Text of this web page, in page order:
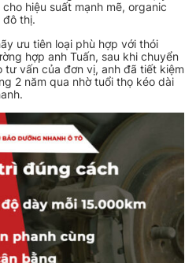
hiệu suất mạnh mẽ, organic
đô thị.
ưu tiên loại phù hợp với thói
hợp anh Tuấn, sau khi chuyển
tư vấn của đơn vị, anh đã tiết kiệm
2 năm qua nhờ tuổi thọ kéo dài